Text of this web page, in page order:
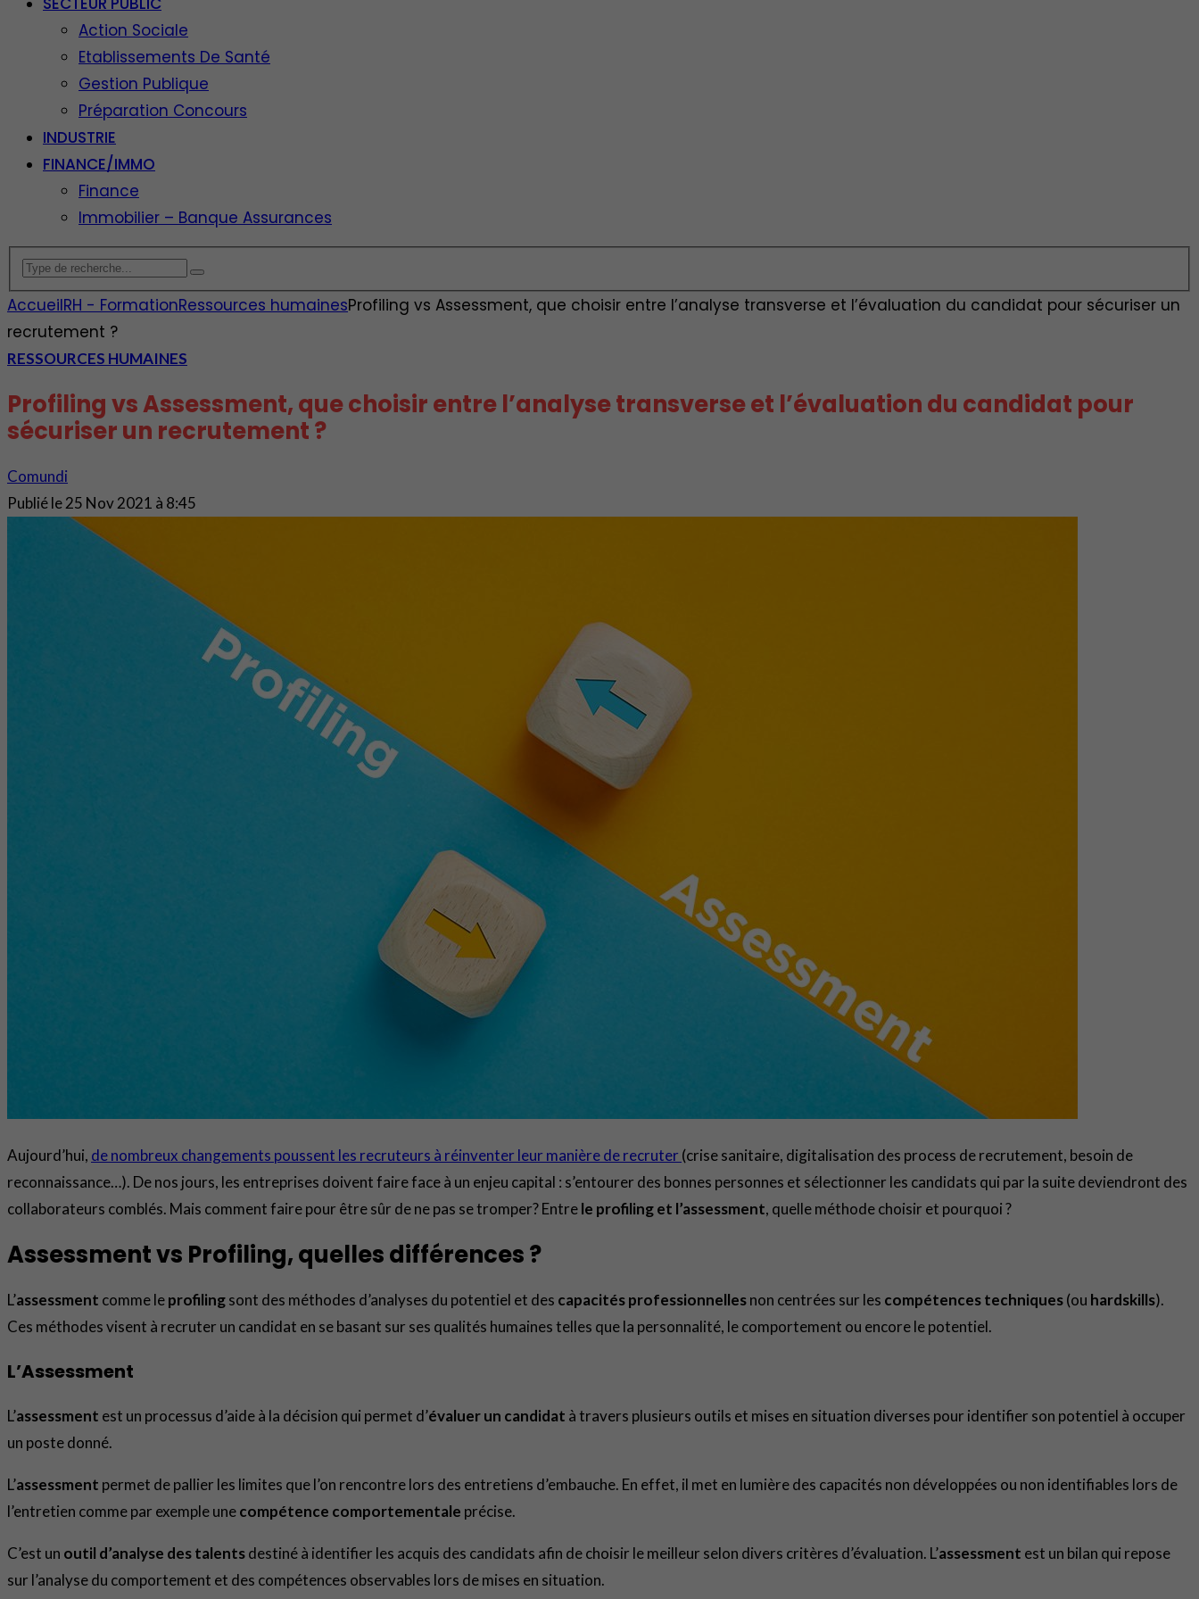
Action Sociale
Etablissements De Santé
Gestion Publique
Préparation Concours
INDUSTRIE
FINANCE/IMMO
Finance
Immobilier – Banque Assurances
AccueilRH - FormationRessources humainesProfiling vs Assessment, que choisir entre l’analyse transverse et l’évaluation du candidat pour sécuriser un
recrutement ?
RESSOURCES HUMAINES
Profiling vs Assessment, que choisir entre l’analyse transverse et l’évaluation du candidat pour
sécuriser un recrutement ?
Comundi
Publié le25 Nov 2021 à 8:45
Aujourd’hui, de nombreux changements poussent les recruteurs à réinventer leur manière de recruter (crise sanitaire, digitalisation des process de recrutement, besoin de
reconnaissance…). De nos jours, les entreprises doivent faire face à un enjeu capital : s’entourer des bonnes personnes et sélectionner les candidats qui par la suite deviendront des
collaborateurs comblés. Mais comment faire pour être sûr de ne pas se tromper? Entrele profiling et l’assessment, quelle méthode choisir et pourquoi ?
Assessment vs Profiling, quelles différences ?
L’assessment comme leprofilingsont des méthodes d’analyses du potentiel et des capacités professionnellesnon centrées sur les compétences techniques(ou hardskills).
Ces méthodes visent à recruter un candidat en se basant sur ses qualités humaines telles que la personnalité, le comportement ou encore le potentiel.
L’Assessment
L’assessment est un processus d’aide à la décision qui permet d’évaluer un candidat à travers plusieurs outils et mises en situation diverses pour identifier son potentiel à occuper
un poste donné.
L’assessment permet de pallier les limites que l’on rencontre lors des entretiens d’embauche. En effet, il met en lumière des capacités non développées ou non identifiables lors de
l’entretien comme par exemple unecompétence comportementale précise.
C’est un outil d’analyse des talentsdestiné à identifier les acquis des candidats afin de choisir le meilleur selon divers critères d’évaluation. L’assessment est un bilan qui repose
sur l’analyse du comportement et des compétences observables lors de mises en situation.